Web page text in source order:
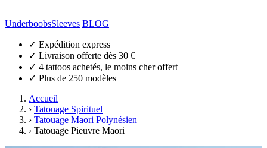
UnderboobsSleeves BLOG
✓ Expédition express
✓ Livraison offerte dès 30 €
✓ 4 tattoos achetés, le moins cher offert
✓ Plus de 250 modèles
Accueil
› Tatouage Spirituel
› Tatouage Maori Polynésien
› Tatouage Pieuvre Maori